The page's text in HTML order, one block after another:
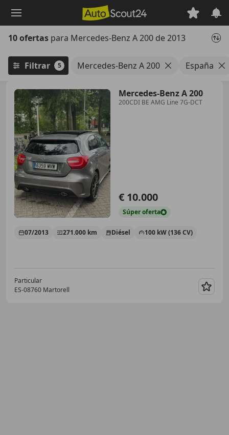
principal
10 ofertas para Mercedes-Benz A 200 de 2013
Filtrar 5 Mercedes-Benz A 200 España
Mercedes-Benz A 200
200CDI BE AMG Line 7G-DCT
€ 10.000
Súperoferta
07/2013 271.000 km Diésel 100 kW (136 CV)
Particular
ES-08760 Martorell